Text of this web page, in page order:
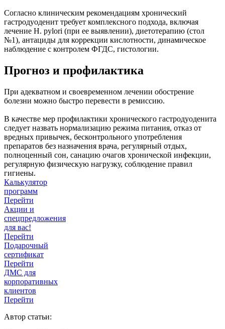
Согласно клиническим рекомендациям хронический
гастродуоденит требует комплексного подхода, включая
лечение H. pylori (при ее выявлении), диетотерапию (стол
№1), антациды для коррекции кислотности, динамическое
наблюдение с контролем ФГДС, гистологии.
Прогноз и профилактика
При адекватном и своевременном лечении обострение
болезни можно быстро перевести в ремиссию.
В качестве мер профилактики хронического гастродуоденита
следует назвать нормализацию режима питания, отказ от
вредных привычек, бесконтрольного употребления
препаратов без назначения врача, регулярный отдых,
полноценный сон, санацию очагов хронической инфекции,
регулярную физическую нагрузку, соблюдение правил
гигиены.
Калькулятор
программ
Перейти
Акции и
спецпредложения
для вас!
Перейти
Подарочный
сертификат
Перейти
ДМС для
корпоративных
клиентов
Перейти
Автор статьи: